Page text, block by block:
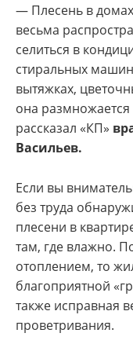
— Плесень в
весьма
селиться в
стиральных
вытяжках,
она
рассказал «КП»
Васильев.
Если вы
без труда
плесени в
там, где влажно.
отоплением, то
благоприятной
также исправная
проветривания.